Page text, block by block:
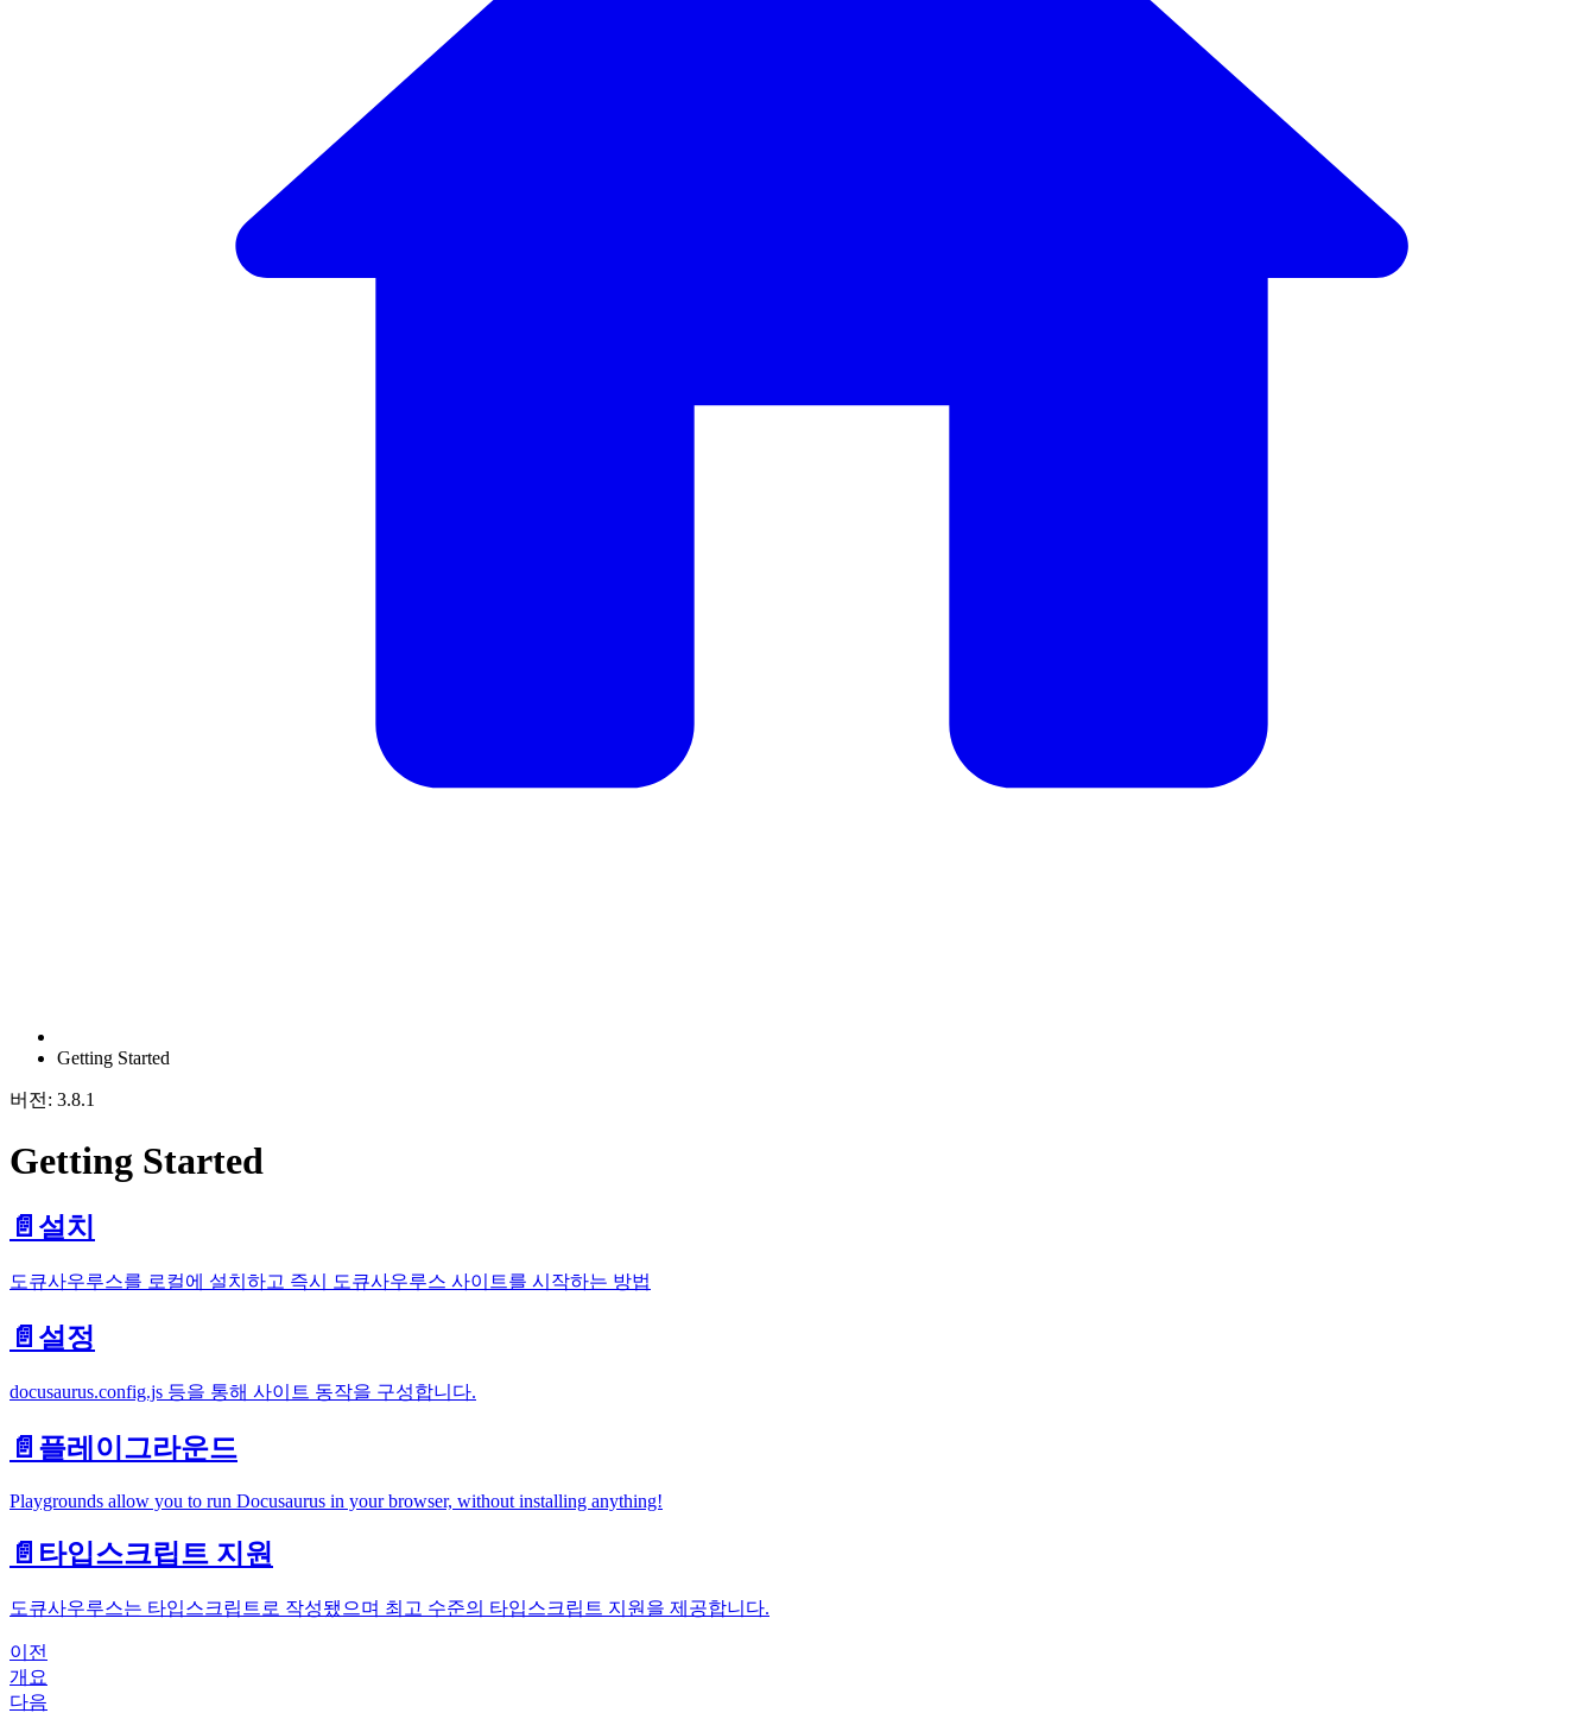
Getting Started
버전: 3.8.1
Getting Started
📄️ 설치
도큐사우루스를 로컬에 설치하고 즉시 도큐사우루스 사이트를 시작하는 방법
📄️ 설정
docusaurus.config.js 등을 통해 사이트 동작을 구성합니다.
📄️ 플레이그라운드
Playgrounds allow you to run Docusaurus in your browser, without installing anything!
📄️ 타입스크립트 지원
도큐사우루스는 타입스크립트로 작성됐으며 최고 수준의 타입스크립트 지원을 제공합니다.
이전
개요
다음